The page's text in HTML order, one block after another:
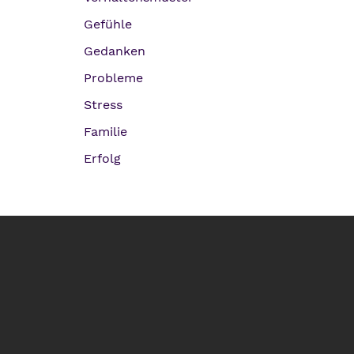
Gefühle
Gedanken
Probleme
Stress
Familie
Erfolg